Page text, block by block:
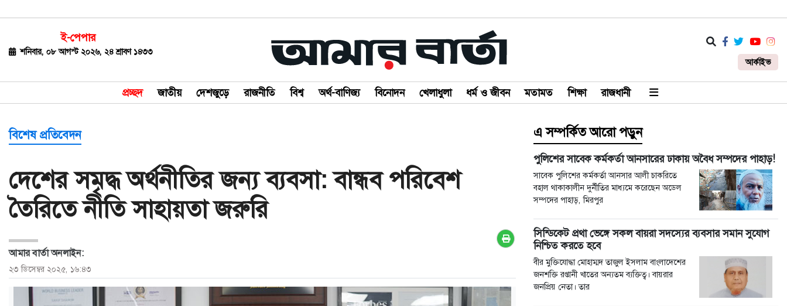
ই-পেপার
শনিবার, ০৮ আগস্ট ২০২৬, ২৪ শ্রাবণ ১৪৩৩
আর্কাইভ
প্রচ্ছদ জাতীয় দেশজুড়ে রাজনীতি বিশ্ব অর্থ-বাণিজ্য বিনোদন খেলাধুলা ধর্ম ও জীবন মতামত শিক্ষা রাজধানী
জাতীয়
রাজনীতি
বিশ্ব
বাণিজ্য
বিনোদন
ধর্ম
ও
জীবন
বিশেষ প্রতিবেদন
দেশের সমৃদ্ধ অর্থনীতির জন্য ব্যবসা: বান্ধব পরিবেশ
তৈরিতে নীতি সাহায়তা জরুরি
আমার বার্তা অনলাইন:
২৩ ডিসেম্বর ২০২৫, ১৬:৪৩
এ সম্পর্কিত আরো পড়ুন
পুলিশের সাবেক কর্মকর্তা আনসারের ঢাকায় অবৈধ সম্পদের পাহাড়!
সাবেক পুলিশের কর্মকর্তা আনসার আলী চাকরিতে
বহাল থাকাকালীন দুর্নীতির মাধ্যমে করেছেন অডেল
সম্পদের পাহাড়, মিরপুর
সিন্ডিকেট প্রথা ভেঙ্গে সকল বায়রা সদস্যের ব্যবসার সমান সুযোগ
নিশ্চিত করতে হবে
বীর মুক্তিযোদ্ধা মোহাম্মদ তাজুল ইসলাম বাংলাদেশের
জনশক্তি রপ্তানী খাতের অন্যতম ব্যক্তিত্ব। বায়রার
জনপ্রিয় নেতা। তার